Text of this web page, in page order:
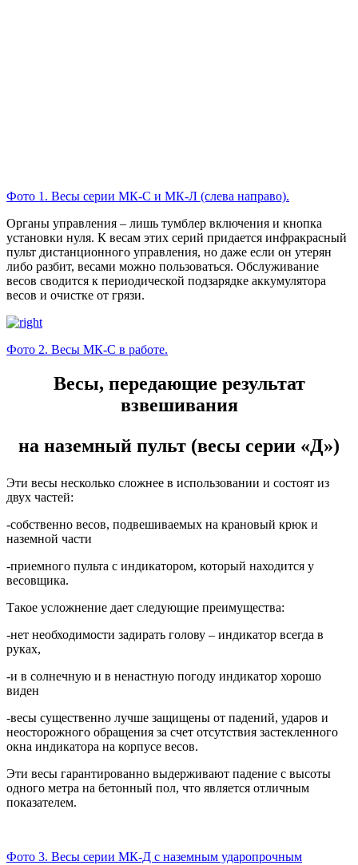
Фото 1. Весы серии МК-С и МК-Л (слева направо).
Органы управления – лишь тумблер включения и кнопка
установки нуля. К весам этих серий придается инфракрасный
пульт дистанционного управления, но даже если он утерян
либо разбит, весами можно пользоваться. Обслуживание
весов сводится к периодической подзарядке аккумулятора
весов и очистке от грязи.
Фото 2. Весы МК-С в работе.
Весы, передающие результат
взвешивания
на наземный пульт (весы серии «Д»)
Эти весы несколько сложнее в использовании и состоят из
двух частей:
-собственно весов, подвешиваемых на крановый крюк и
наземной части
-приемного пульта с индикатором, который находится у
весовщика.
Такое усложнение дает следующие преимущества:
-нет необходимости задирать голову – индикатор всегда в
руках,
-и в солнечную и в ненастную погоду индикатор хорошо
виден
-весы существенно лучше защищены от падений, ударов и
неосторожного обращения за счет отсутствия застекленного
окна индикатора на корпусе весов.
Эти весы гарантированно выдерживают падение с высоты
одного метра на бетонный пол, что является отличным
показателем.
Фото 3. Весы серии МК-Д с наземным ударопрочным